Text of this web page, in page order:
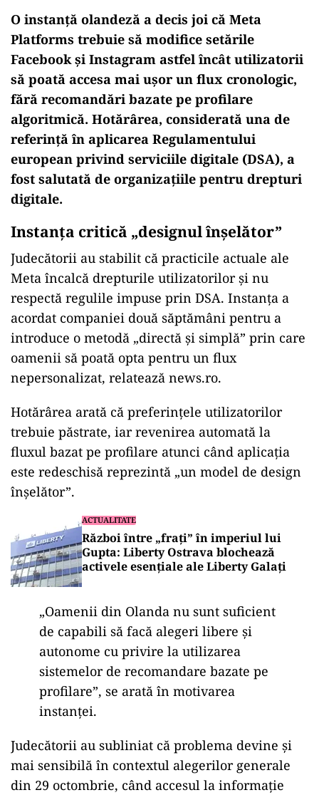
O instanță olandeză a decis joi că Meta
Platforms trebuie să modifice setările
Facebook și Instagram astfel încât utilizatorii
să poată accesa mai ușor un flux cronologic,
fără recomandări bazate pe profilare
algoritmică. Hotărârea, considerată una de
referință în aplicarea Regulamentului
european privind serviciile digitale (DSA), a
fost salutată de organizațiile pentru drepturi
digitale.
Instanța critică „designulînșelător”
Judecătorii au stabilit că practicile actuale ale
Meta încalcă drepturile utilizatorilor și nu
respectă regulile impuse prin DSA. Instanța a
acordat companiei două săptămâni pentru a
introduce o metodă „directă și simplă” prin care
oamenii să poată opta pentru un flux
nepersonalizat, relatează news.ro.
Hotărârea arată că preferințele utilizatorilor
trebuie păstrate, iar revenirea automată la
fluxul bazat pe profilare atunci când aplicația
este redeschisă reprezintă „un model de design
înșelător”.
ACTUALITATE
Război între „frați” în imperiul lui
Gupta: Liberty Ostrava blochează
activele esențiale ale Liberty Galați
„Oamenii din Olanda nu sunt suficient
de capabili să facă alegeri libere și
autonome cu privire la utilizarea
sistemelor de recomandare bazate pe
profilare”, se arată în motivarea
instanței.
Judecătorii au subliniat că problema devine și
mai sensibilă în contextul alegerilor generale
din 29 octombrie, când accesul la informație